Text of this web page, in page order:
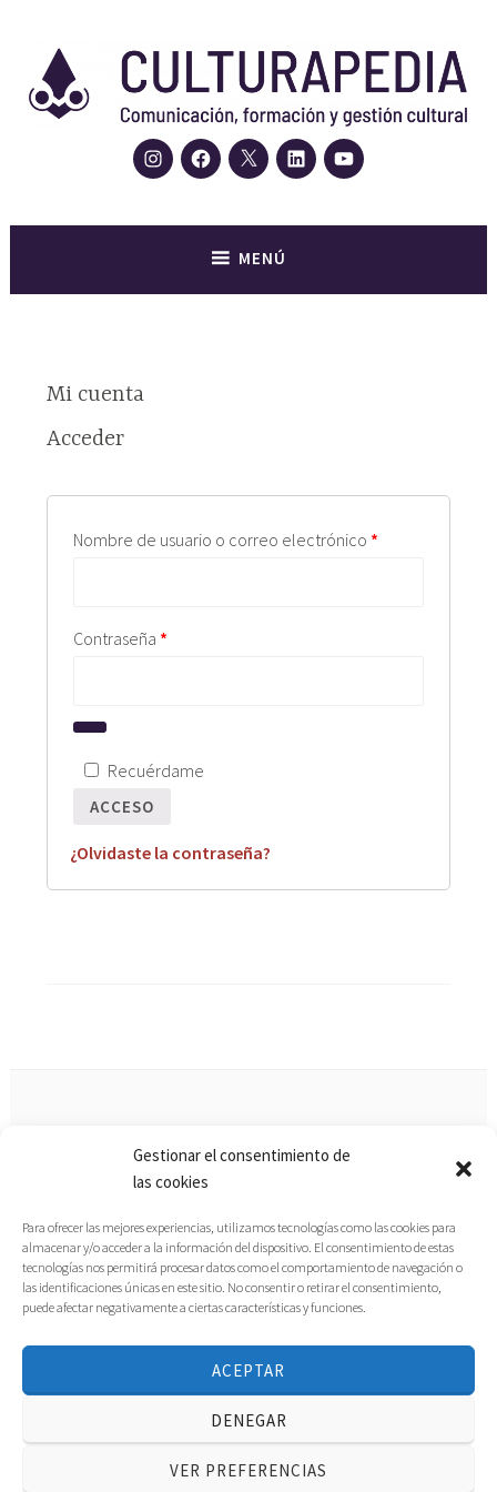
Gestionar el consentimiento de
las cookies
Para ofrecer las mejores experiencias, utilizamos tecnologías como las cookies para
almacenar y/o acceder a la información del dispositivo. El consentimiento de estas
tecnologías nos permitirá procesar datos como el comportamiento de navegación o
las identificaciones únicas en este sitio. No consentir o retirar el consentimiento,
puede afectar negativamente a ciertas características y funciones.
ACEPTAR
DENEGAR
VER PREFERENCIAS
contenido
Culturapedia. Comunicación,
Centro de formación, agencia de contenidos, comunicación y
gestión cultural
Instagram
Facebook
TwitterLinkedInYouTube
MENÚ
Mi cuenta
Acceder
Nombre de usuario o correo electrónico *Obligatorio
Contraseña *Obligatorio
Recuérdame
ACCESO
¿Olvidaste la contraseña?
Política de cookies
INSTAGRAM
FACEBOOK
TWITTER
CREADO CON WORDPRESS |